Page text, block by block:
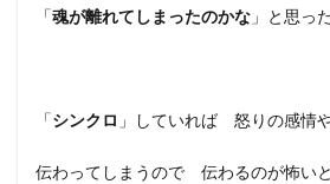
「魂が離れてしまったのかな 」と思っ
「シンクロ 」していれば 怒りの感情
伝わってしまうので 伝わるのが怖い